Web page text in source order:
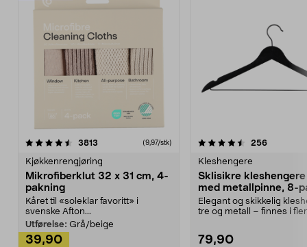
3813 anmeldelser(9,97/stk)
Kjøkkenrengjøring
Mikrofiberklut 32 x 31 cm, 4-
pakning
Kåret til «soleklar favoritt» i
svenske Afton...
Utførelse: Grå/beige
39,90
4.5av 5 stjerner 256
Kleshengere
Sklisikre
med metallpinne, 8-
Elegant og skikkelig
tre og metall – finnes i
79,90
4.5av 5 stjerner